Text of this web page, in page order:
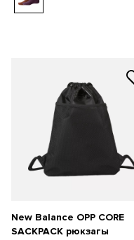
New Balance OPP CORE
SACKPACK рюкзагы